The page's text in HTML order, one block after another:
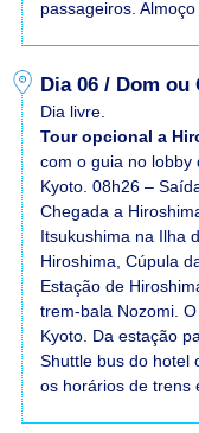
passageiros.
Dia 06 / Dom ou
Dia livre.
Tour opcional a
com o guia no lobby
Kyoto. 08h26 –
Chegada a
Itsukushima na Ilha
Hiroshima, Cúpula
Estação de
trem-bala Nozomi.
Kyoto. Da estação
Shuttle bus do hotel
os horários de trens